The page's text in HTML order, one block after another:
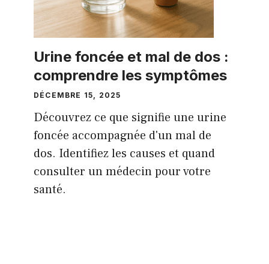
Urine foncée et mal de dos :
comprendre les symptômes
DÉCEMBRE 15, 2025
Découvrez ce que signifie une urine
foncée accompagnée d'un mal de
dos. Identifiez les causes et quand
consulter un médecin pour votre
santé.